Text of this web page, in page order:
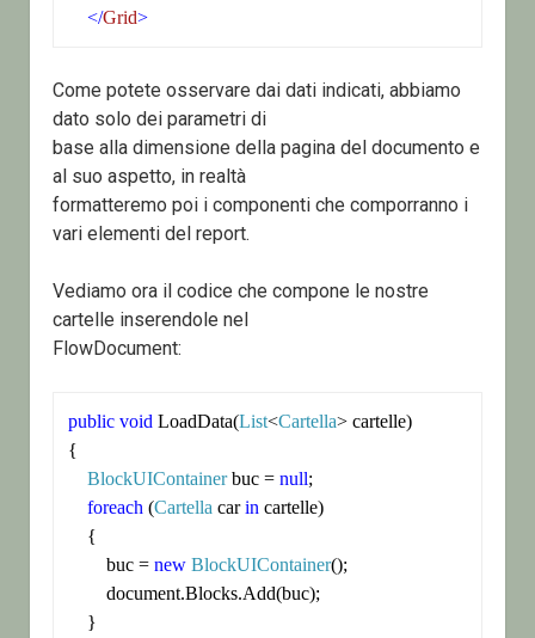
</Grid>
Come potete osservare dai dati indicati, abbiamo
dato solo dei parametri di
base alla dimensione della pagina del documento e
al suo aspetto, in realtà
formatteremo poi i componenti che comporranno i
vari elementi del report.
Vediamo ora il codice che compone le nostre
cartelle inserendole nel
FlowDocument:
public void LoadData(List<Cartella> cartelle)
{
BlockUIContainer buc = null;
foreach (Cartella car in cartelle)
        buc =
new BlockUIContainer();